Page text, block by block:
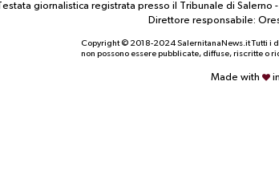
Testata giornalistica registrata presso il Tribunale di
Direttore responsabile:
Copyright © 2018-2024 SalernitanaNews.it Tutti i
non possono essere pubblicate, diffuse, riscritte o
Made with in